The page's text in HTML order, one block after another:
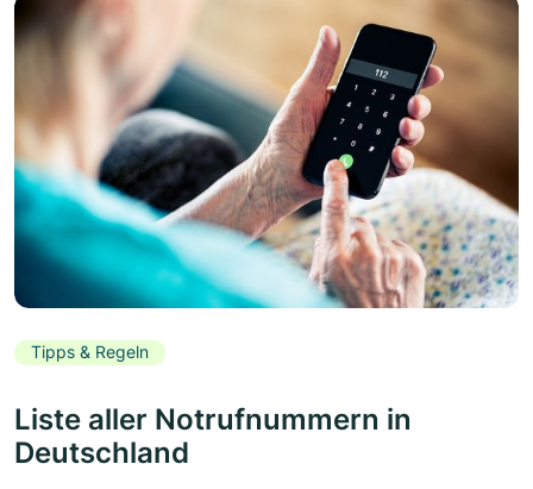
Tipps & Regeln
Liste aller Notrufnummern in
Deutschland